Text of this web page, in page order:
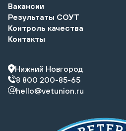
Вакансии
Результаты СОУТ
Контроль качества
Контакты
Нижний Новгород
8 800 200-85-65
hello@vetunion.ru